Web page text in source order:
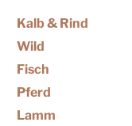
Kalb & Rind
Wild
Fisch
Pferd
Lamm